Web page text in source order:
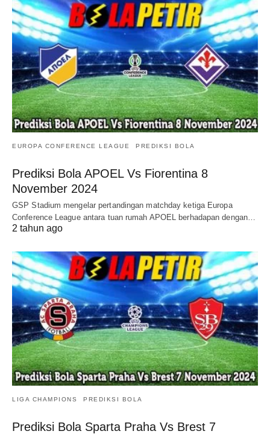
EUROPA CONFERENCE LEAGUE PREDIKSI BOLA
Prediksi Bola APOEL Vs Fiorentina 8
November 2024
GSP Stadium mengelar pertandingan matchday ketiga Europa
Conference League antara tuan rumah APOEL berhadapan dengan…
2 tahun ago
LIGA CHAMPIONS PREDIKSI BOLA
Prediksi Bola Sparta Praha Vs Brest 7